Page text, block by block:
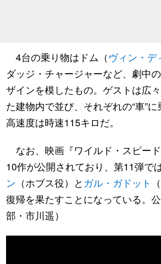
4台の乗り物はドム（ヴィン・デ
ダッジ・チャージャーなど、劇中
ザインを模したもの。ゲストは広
た建物内で並び、それぞれの“車”
高速度は時速115キロだ。
なお、映画『ワイルド・スピー
10作が公開されており、第11弾で
ン （ホブス役）と ガル・ガドット
復帰を果たすことになっている。
部・市川遥）